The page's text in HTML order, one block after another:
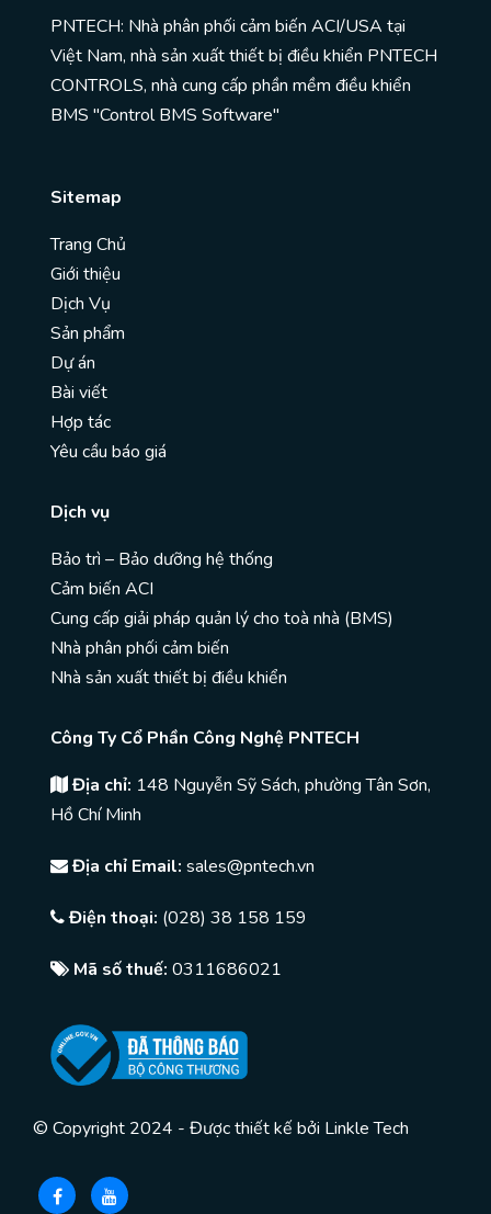
PNTECH: Nhà phân phối cảm biến ACI/USA tại
Việt Nam, nhà sản xuất thiết bị điều khiển PNTECH
CONTROLS, nhà cung cấp phần mềm điều khiển
BMS "Control BMS Software"
Sitemap
Trang Chủ
Giới thiệu
Dịch Vụ
Sản phẩm
Dự án
Bài viết
Hợp tác
Yêu cầu báo giá
Dịch vụ
Bảo trì – Bảo dưỡng hệ thống
Cảm biến ACI
Cung cấp giải pháp quản lý cho toà nhà (BMS)
Nhà phân phối cảm biến
Nhà sản xuất thiết bị điều khiển
Công Ty Cổ Phần Công Nghệ PNTECH
Địa chỉ: 148 Nguyễn Sỹ Sách, phường Tân Sơn,
Hồ Chí Minh
Địa chỉ Email: sales@pntech.vn
Điện thoại: (028) 38 158 159
Mã số thuế: 0311686021
© Copyright 2024 - Được thiết kế bởi Linkle Tech